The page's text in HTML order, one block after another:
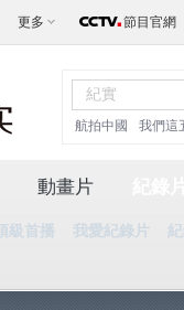
更多 節目官網
航拍中國 我們這
動畫片
頂級首播 我愛紀錄片